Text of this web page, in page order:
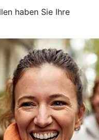
haben Sie Ihre